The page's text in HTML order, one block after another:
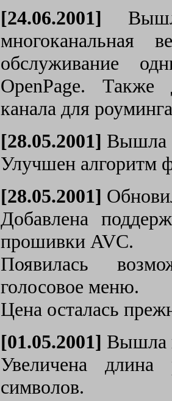
[24.06.2001]
многоканальная
обслуживание
OpenPage. Также
канала для
[28.05.2001] Вышла
Улучшен алгоритм
[28.05.2001]
Добавлена
прошивки AVC.
Появилась
голосовое меню.
Цена осталась
[01.05.2001] Вышла
Увеличена длина
символов.